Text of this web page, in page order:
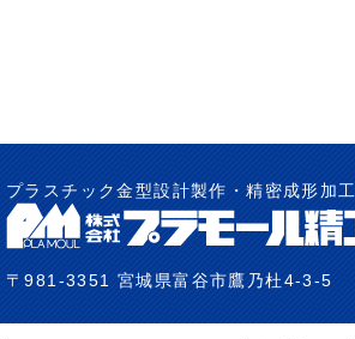
プラスチック金型設計製作・精密成形加工
〒981-3351 宮城県富谷市鷹乃杜4-3-5